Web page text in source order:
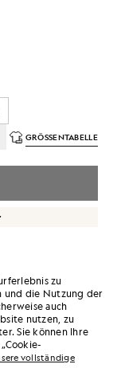
GRÖSSENTABELLE
von 70 £
mit
ANMELDEN
zu
und die Nutzung der
auch
nutzen, zu
Sie können Ihre
vollständige